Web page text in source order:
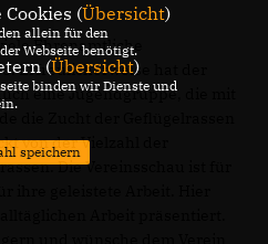
Ehrenamtliche
Erfreulicherweise hat der
eine Jugendgruppe, die mit
von der Vielzahl der
Die Vereinsschau ist für
(Übersicht)
allein für den
Webseite benötigt.
(Übersicht)
binden wir Dienste und
speichern